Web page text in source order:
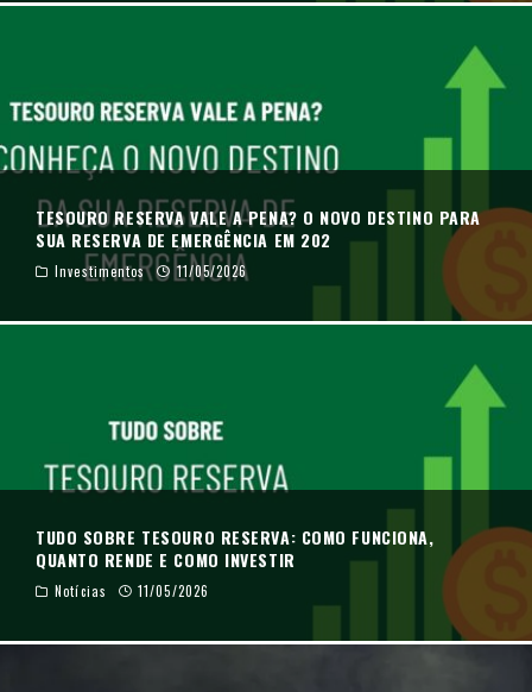
TESOURO RESERVA VALE A PENA? O NOVO DESTINO PARA
SUA RESERVA DE EMERGÊNCIA EM 202
Investimentos 11/05/2026
TUDO SOBRE TESOURO RESERVA: COMO FUNCIONA,
QUANTO RENDE E COMO INVESTIR
Notícias 11/05/2026